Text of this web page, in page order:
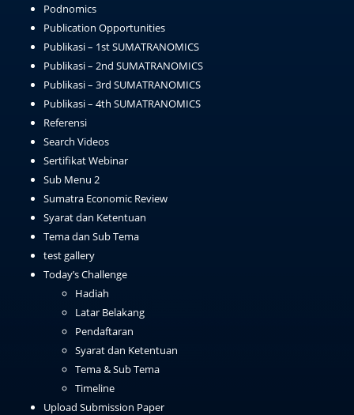
Podnomics
Publication Opportunities
Publikasi – 1st SUMATRANOMICS
Publikasi – 2nd SUMATRANOMICS
Publikasi – 3rd SUMATRANOMICS
Publikasi – 4th SUMATRANOMICS
Referensi
Search Videos
Sertifikat Webinar
Sub Menu 2
Sumatra Economic Review
Syarat dan Ketentuan
Tema dan Sub Tema
test gallery
Today’s Challenge
Hadiah
Latar Belakang
Pendaftaran
Syarat dan Ketentuan
Tema & Sub Tema
Timeline
Upload Submission Paper